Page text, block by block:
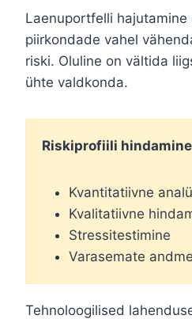
Laenuportfelli
piirkondade vahel
riski. Oluline on vältida
ühte valdkonda.
Riskiprofiili
Kvantitatiivne
Kvalitatiivne
Stressitestimine
Varasemate
Tehnoloogilised